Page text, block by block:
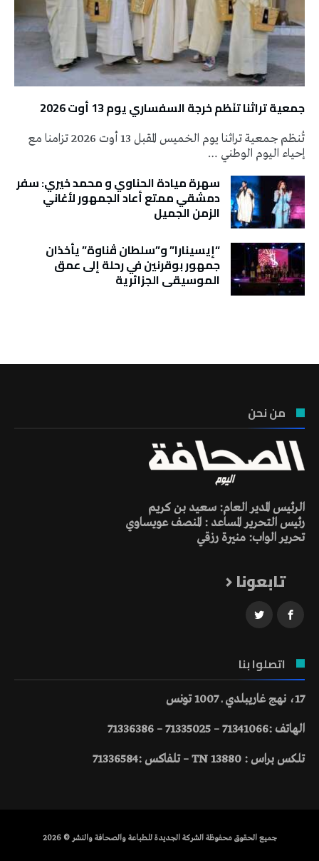
جمعية تراثنا تنَظم خرجة السفساري يوم 13 أوت 2026
تُنظم جمعية تراثنا يوم الخميس المقبل 13 أوت 2026 تزامنا مع
إحياء اليوم الوطني …
سهرة ميادة الحناوي و محمد خيري: سفر
دمشقي ممتع أعاد الجمهور لأغاني
الزمن الجميل
“إيسينارا” و”سلطان ڤناوة” يأخذان
جمهور بوقرنين في رحلة إلى عمق
الموسيقى الجزائرية
من نحن
الرئيس المدير العام: سعيد بن كريم
رئيس التحرير المساعد : المنصف عويساوي
تحرير الواب: منيرة رزقي
تابعونا
اتصلوا بنا
17، نهج غاريبلدي ـ 1007 تونس
الهاتف :71341066 – 71335025 – 71336386
تلكس براس : 13880 TN – تلفاكس :71336584
جميع الحقوق محفوظة الشركة الجديدة للطباعة والصحافة والنشر © 2026